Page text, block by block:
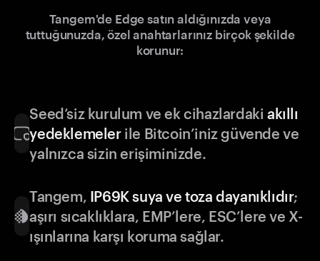
Tangem'de Edge satın aldığınızda veya
tuttuğunuzda, özel anahtarlarınız birçok şekilde
korunur:
Seed’siz kurulum ve ek cihazlardakiakıllı
yedeklemelerile Bitcoin’iniz güvende ve
yalnızca sizin erişiminizde.
Tangem, IP69K suya ve toza dayanıklıdır;
aşırı sıcaklıklara, EMP’lere, ESC’lere ve X-
ışınlarına karşı koruma sağlar.